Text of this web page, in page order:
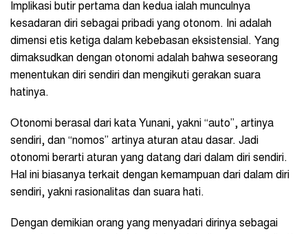
Implikasi butir pertama dan kedua ialah munculnya
kesadaran diri sebagai pribadi yang otonom. Ini adalah
dimensi etis ketiga dalam kebebasan eksistensial. Yang
dimaksudkan dengan otonomi adalah bahwa seseorang
menentukan diri sendiri dan mengikuti gerakan suara
hatinya.
Otonomi berasal dari kata Yunani, yakni “auto”, artinya
sendiri, dan “nomos” artinya aturan atau dasar. Jadi
otonomi berarti aturan yang datang dari dalam diri sendiri.
Hal ini biasanya terkait dengan kemampuan dari dalam diri
sendiri, yakni rasionalitas dan suara hati.
Dengan demikian orang yang menyadari dirinya sebagai